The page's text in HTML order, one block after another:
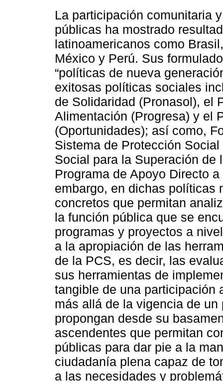
La participación comunitaria
públicas ha mostrado
latinoamericanos como
México y Perú. Sus
“políticas de nueva
exitosas políticas sociales
de Solidaridad (Pronasol), el
Alimentación (Progresa) y el
(Oportunidades); así como,
Sistema de Protección
Social para la Superación de
Programa de Apoyo Directo
embargo, en dichas políticas
concretos que permitan
la función pública que se
programas y proyectos a
a la apropiación de las
de la PCS, es decir, las
sus herramientas de
tangible de una participación
más allá de la vigencia de
propongan desde su
ascendentes que permitan
públicas para dar pie a la
ciudadanía plena capaz de
a las necesidades y